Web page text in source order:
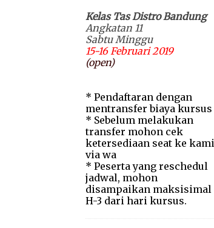
Kelas Tas Distro Bandung
Angkatan 11
Sabtu Minggu
15-16 Februari 2019
(open)
* Pendaftaran dengan
mentransfer biaya kursus
* Sebelum melakukan
transfer mohon cek
ketersediaan seat ke kami
via wa
* Peserta yang reschedul
jadwal, mohon
disampaikan maksisimal
H-3 dari hari kursus.